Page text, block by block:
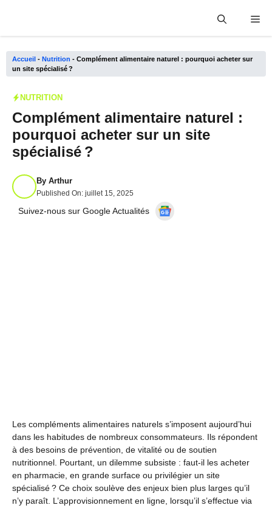
Accueil - Nutrition - Complément alimentaire naturel : pourquoi acheter sur
un site spécialisé ?
NUTRITION
Complément alimentaire naturel :
pourquoi acheter sur un site
spécialisé ?
By Arthur
Published On: juillet 15, 2025
Suivez-nous sur Google Actualités
Les compléments alimentaires naturels s’imposent aujourd’hui
dans les habitudes de nombreux consommateurs. Ils répondent
à des besoins de prévention, de vitalité ou de soutien
nutritionnel. Pourtant, un dilemme subsiste : faut-il les acheter
en pharmacie, en grande surface ou privilégier un site
spécialisé ? Ce choix soulève des enjeux bien plus larges qu’il
n’y paraît. L’approvisionnement en ligne, lorsqu’il s’effectue via